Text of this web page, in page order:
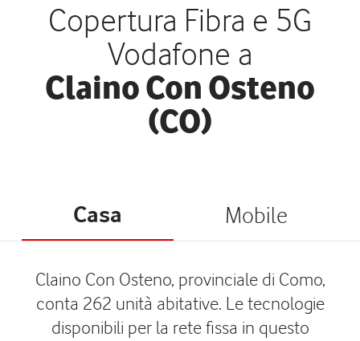
Copertura Fibra e 5G
Vodafone a
Claino Con Osteno
(CO)
Casa Mobile
Claino Con Osteno, provinciale di Como,
conta 262 unità abitative. Le tecnologie
disponibili per la rete fissa in questo